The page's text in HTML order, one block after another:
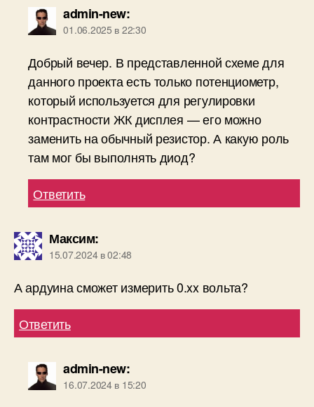
admin-new:
01.06.2025 в 22:30
Добрый вечер. В представленной схеме для
данного проекта есть только потенциометр,
который используется для регулировки
контрастности ЖК дисплея — его можно
заменить на обычный резистор. А какую роль
там мог бы выполнять диод?
Ответить
Максим:
15.07.2024 в 02:48
А ардуина сможет измерить 0.xx вольта?
Ответить
admin-new:
16.07.2024 в 15:20